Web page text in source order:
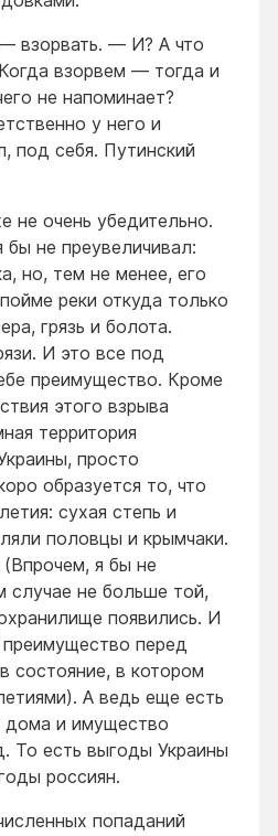
взорвать. — И? А что
взорвем — тогда и
не напоминает?
у него и
под себя. Путинский
не очень убедительно.
не преувеличивал:
но, тем не менее, его
реки откуда только
грязь и болота.
И это все под
преимущество. Кроме
этого взрыва
территория
просто
образуется то, что
сухая степь и
половцы и крымчаки.
я бы не
случае не больше той,
появились. И
перед
состояние, в котором
А ведь еще есть
дома и имущество
То есть выгоды Украины
россиян.
попаданий